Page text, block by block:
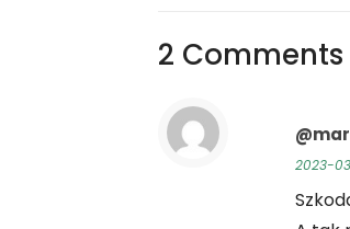
2 Comments
2023-